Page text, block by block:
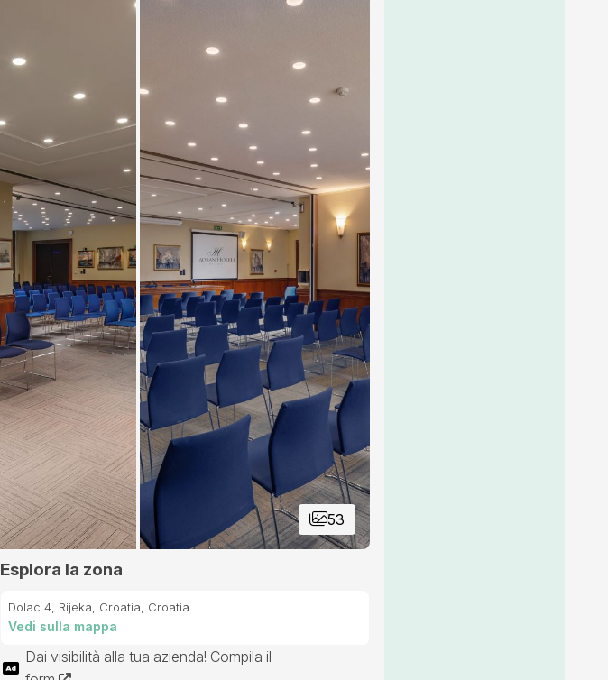
53
Esplora la zona
Dolac 4, Rijeka, Croatia, Croatia
Vedi sulla mappa
Dai visibilità alla tua azienda! Compila il